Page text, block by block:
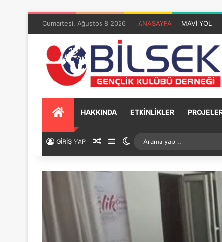
Cumartesi, Ağustos 8 2026 ANASAYFA MAVİ YOL
HAKKINDA ETKİNLİKLER
GİRİŞ YAP